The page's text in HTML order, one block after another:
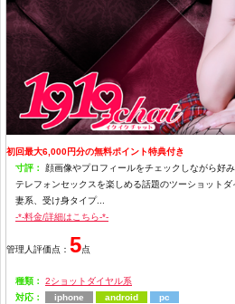
初回最大6,000円分の無料ポイント特典付き
寸評：
顔画像やプロフィールをチェックしながら好
テレフォンセックスを楽しめる話題のツーショットダ
妻系、受け身タイプ...
-*-料金/詳細はこちら-*-
管理人評価点： 5点
種類：
2ショットダイヤル系
対応：
iphone android pc